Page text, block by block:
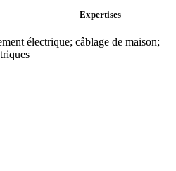
Expertises
électrique; câblage de maison;